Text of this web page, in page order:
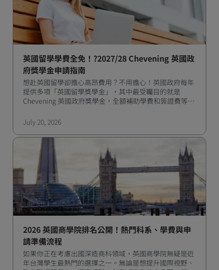
英國留學學費全免！?2027/28 Chevening 英國政
府獎學金申請指南
想赴英國留學卻擔心高昂費用？不用擔心！英國政府每年
提供多項「英國留學獎學金」，其中最受矚目的就是
Chevening 英國政府獎學金，全額補助學費和簽證費等多
July 20, 2026
2026 英國商學院排名公開！熱門科系、學費與申
請準備流程
如果你正在考慮出國深造商科領域，英國商學院無疑是近
年台灣學生最熱門的選擇之一。無論是想提升國際視野、